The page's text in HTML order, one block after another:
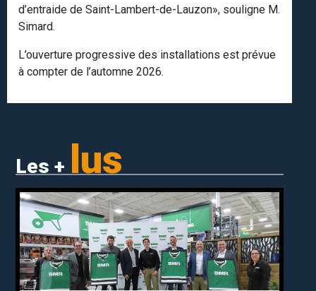
d’entraide de Saint-Lambert-de-Lauzon», souligne M.
Simard.
L’ouverture progressive des installations est prévue
à compter de l’automne 2026.
Les + lus